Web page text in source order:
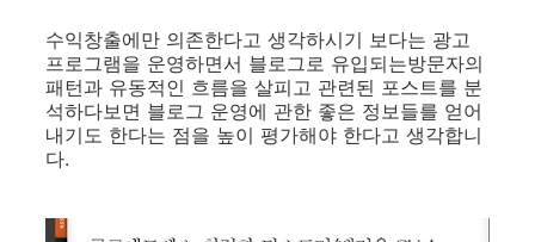
수익창출에만 의존한다고 생각하시기 보다는 광고
프로그램을 운영하면서 블로그로 유입되는방문자의
패턴과 유동적인 흐름을 살피고 관련된 포스트를 분
석하다보면 블로그 운영에 관한 좋은 정보들를 얻어
내기도 한다는 점을 높이 평가해야 한다고 생각합니
다.